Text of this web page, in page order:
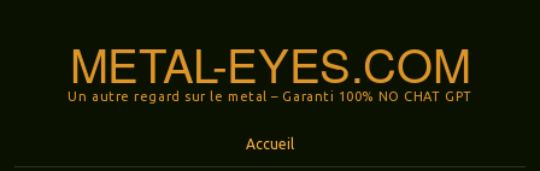
METAL-EYES.COM
Un autre regard sur le metal – Garanti 100% NO CHAT GPT
Accueil